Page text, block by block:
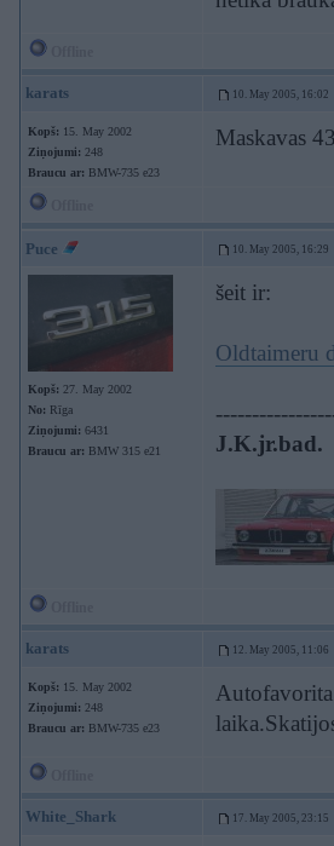
karats 10. May 2005, 16:02
Kopš: 15. May 2002
Ziņojumi: 248
Braucu ar: BMW-735 e23
Maskavas
Puce 10. May 2005, 16:29
Kopš: 27. May 2002
No: Rīga
Ziņojumi: 6431
Braucu ar: BMW 315 e21
šeit ir:
Oldtaimeru
J.K.jr.bad.
karats 12. May 2005, 11:06
Kopš: 15. May 2002
Ziņojumi: 248
Braucu ar: BMW-735 e23
White_Shark 17. May 2005, 23:15